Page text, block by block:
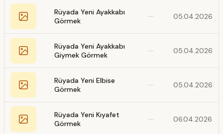
Rüyada Yeni Ayakkabı
Görmek
— 05.04.2026
Rüyada Yeni Ayakkabı
Giymek Görmek
— 05.04.2026
Rüyada Yeni Elbise
Görmek
— 05.04.2026
Rüyada Yeni Kıyafet
Görmek
— 06.04.2026